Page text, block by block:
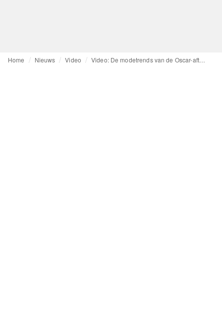
Home Nieuws Video Video: De modetrends van de Oscar-afterparty's